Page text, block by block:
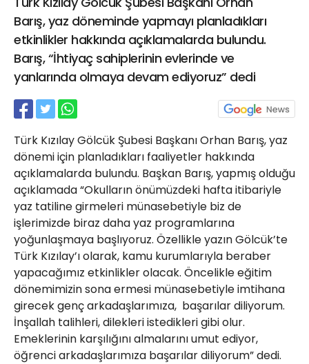
Barış, yaz döneminde yapmayı planladıkları
etkinlikler hakkında açıklamalarda bulundu.
Barış, “İhtiyaç sahiplerinin evlerinde ve
yanlarında olmaya devam ediyoruz” dedi
Türk Kızılay Gölcük Şubesi Başkanı Orhan Barış, yaz
dönemi için planladıkları faaliyetler hakkında
açıklamalarda bulundu. Başkan Barış, yapmış olduğu
açıklamada “Okulların önümüzdeki hafta itibariyle
yaz tatiline girmeleri münasebetiyle biz de
işlerimizde biraz daha yaz programlarına
yoğunlaşmaya başlıyoruz. Özellikle yazın Gölcük’te
Türk Kızılay’ı olarak, kamu kurumlarıyla beraber
yapacağımız etkinlikler olacak. Öncelikle eğitim
dönemimizin sona ermesi münasebetiyle imtihana
girecek genç arkadaşlarımıza, başarılar diliyorum.
İnşallah talihleri, dilekleri istedikleri gibi olur.
Emeklerinin karşılığını almalarını umut ediyor,
öğrenci arkadaşlarımıza başarılar diliyorum” dedi.
21 Gölcük
02624132333
haber@golcukpostasi.com